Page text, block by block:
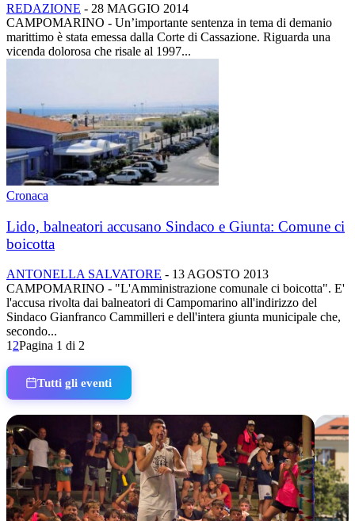
REDAZIONE - 28 MAGGIO 2014
CAMPOMARINO - Un’importante sentenza in tema di demanio
marittimo è stata emessa dalla Corte di Cassazione. Riguarda una
vicenda dolorosa che risale al 1997...
Cronaca
Lido, balneatori accusano Sindaco e Giunta: Comune ci
boicotta
ANTONELLA SALVATORE - 13 AGOSTO 2013
CAMPOMARINO - "L'Amministrazione comunale ci boicotta". E'
l'accusa rivolta dai balneatori di Campomarino all'indirizzo del
Sindaco Gianfranco Cammilleri e dell'intera giunta municipale che,
secondo...
1 2Pagina 1 di 2
Tutti gli eventi